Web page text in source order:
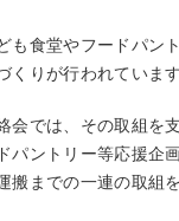
も食堂やフードパン
くりが行われています
会では、その取組を
パントリー等応援企
搬までの一連の取組